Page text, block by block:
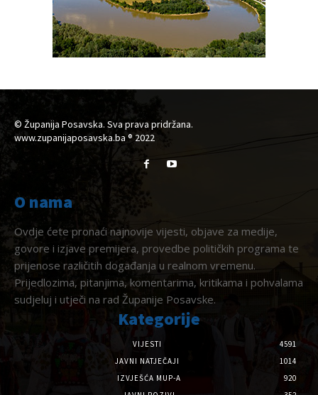
© Županija Posavska. Sva prava pridržana.
www.zupanijaposavska.ba ® 2022
O nama
Ovdje ćete pronaći najnovije vijesti, objave za medije,
govore i izjave premijera, provedbe političkih programa te
prijenose različitih događanja u realnom vremenu.
Prijedlozima, pitanjima, komentarima, kritikama i pohvalama
sudjeluj i utječi na rad Županije Posavske.
Kategorije
VIJESTI
4591
JAVNI NATJEČAJI
1014
IZVJEŠĆA MUP-A
920